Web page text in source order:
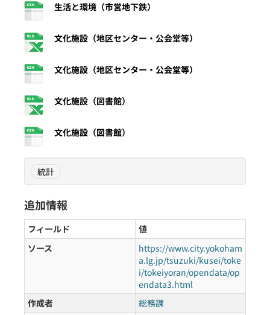
生活と環境（市営地下鉄）
文化施設（地区センター・公会堂等）
文化施設（地区センター・公会堂等）
文化施設（図書館）
文化施設（図書館）
統計
追加情報
フィールド
値
ソース
https://www.city.yokoham
a.lg.jp/tsuzuki/kusei/toke
i/tokeiyoran/opendata/op
endata3.html
作成者
総務課